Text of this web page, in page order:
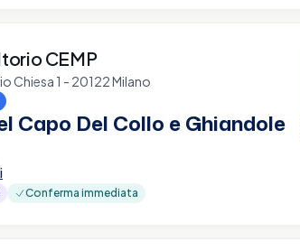
CEMP
Chiesa 1 - 20122 Milano
Capo Del Collo e Ghiandole
Conferma immediata